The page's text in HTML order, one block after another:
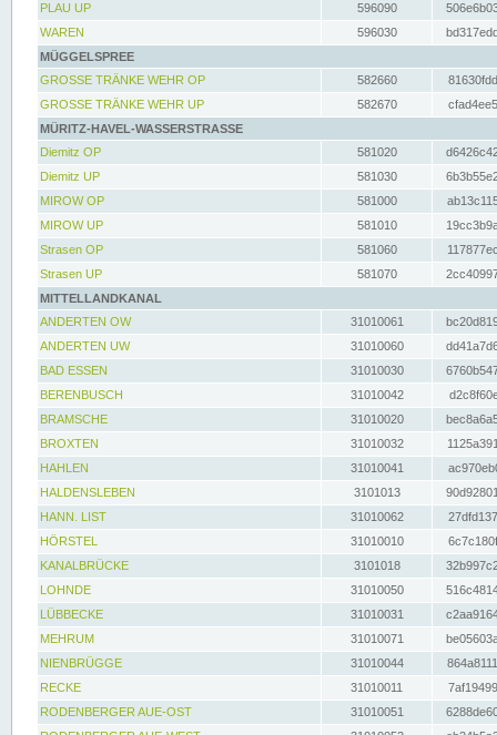
PLAU UP
596090
WAREN
596030
MÜGGELSPREE
GROSSE TRÄNKE WEHR OP
582660
GROSSE TRÄNKE WEHR UP
582670
MÜRITZ-HAVEL-WASSERSTRASSE
Diemitz OP
581020
Diemitz UP
581030
MIROW OP
581000
MIROW UP
581010
Strasen OP
581060
Strasen UP
581070
MITTELLANDKANAL
ANDERTEN OW
31010061
ANDERTEN UW
31010060
BAD ESSEN
31010030
BERENBUSCH
31010042
BRAMSCHE
31010020
BROXTEN
31010032
HAHLEN
31010041
HALDENSLEBEN
3101013
HANN. LIST
31010062
HÖRSTEL
31010010
KANALBRÜCKE
3101018
LOHNDE
31010050
LÜBBECKE
31010031
MEHRUM
31010071
NIENBRÜGGE
31010044
RECKE
31010011
RODENBERGER AUE-OST
31010051